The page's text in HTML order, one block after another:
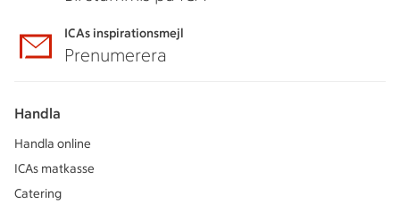
ICAs inspirationsmejl
Prenumerera
Handla
Handla online
ICAs matkasse
Catering